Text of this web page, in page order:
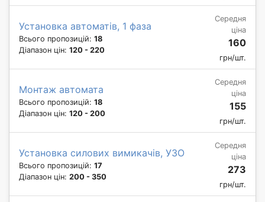
Установка автоматів, 1 фаза
Всього пропозицій: 18
Діапазон цін: 120 - 220
Середня
ціна
160
грн/шт.
Монтаж автомата
Всього пропозицій: 18
Діапазон цін: 120 - 200
Середня
ціна
155
грн/шт.
Установка силових вимикачів, УЗО
Всього пропозицій: 17
Діапазон цін: 200 - 350
Середня
ціна
273
грн/шт.